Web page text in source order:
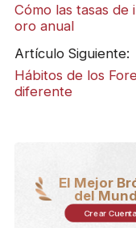
Cómo las tasas
oro anual
Artículo Siguiente:
Hábitos de los
diferente
El Mejor
del
Crear Cuenta